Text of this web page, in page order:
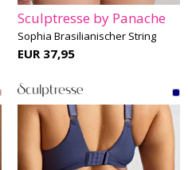
Sculptresse by Panache
Sophia Brasilianischer String
EUR 37,95